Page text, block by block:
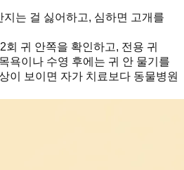
지는 걸 싫어하고, 심하면 고개를
회 귀 안쪽을 확인하고, 전용 귀
욕이나 수영 후에는 귀 안 물기를
이 보이면 자가 치료보다 동물병원